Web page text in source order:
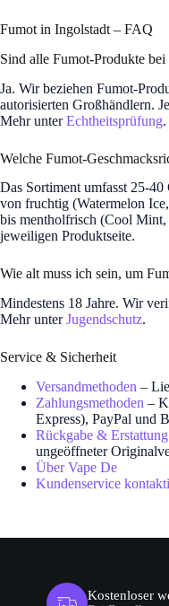
Fumot in Ingolstadt – FAQ
Sind alle Fumot-Produkte
Ja. Wir beziehen Fumot-
autorisierten Großhändlern.
Mehr unterEchtheitsprüfung.
Welche Fumot-
Das Sortiment umfasst 25-
von fruchtig (Watermelon
bis mentholfrisch (Cool
jeweiligen Produktseite.
Wie alt muss ich sein, um
Mindestens 18 Jahre. Wir
Mehr unterJugendschutz.
Service & Sicherheit
Versandmethoden –
Zahlungsmethoden –
Express), PayPal und
Rückgabe & Erstattung
ungeöffneter
Über Vape De
Kundenservice
Kostenloser